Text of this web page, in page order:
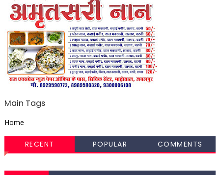
Main Tags
Home
RECENT POPULAR COMMENTS